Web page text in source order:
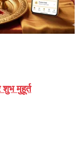
मुहूर्त